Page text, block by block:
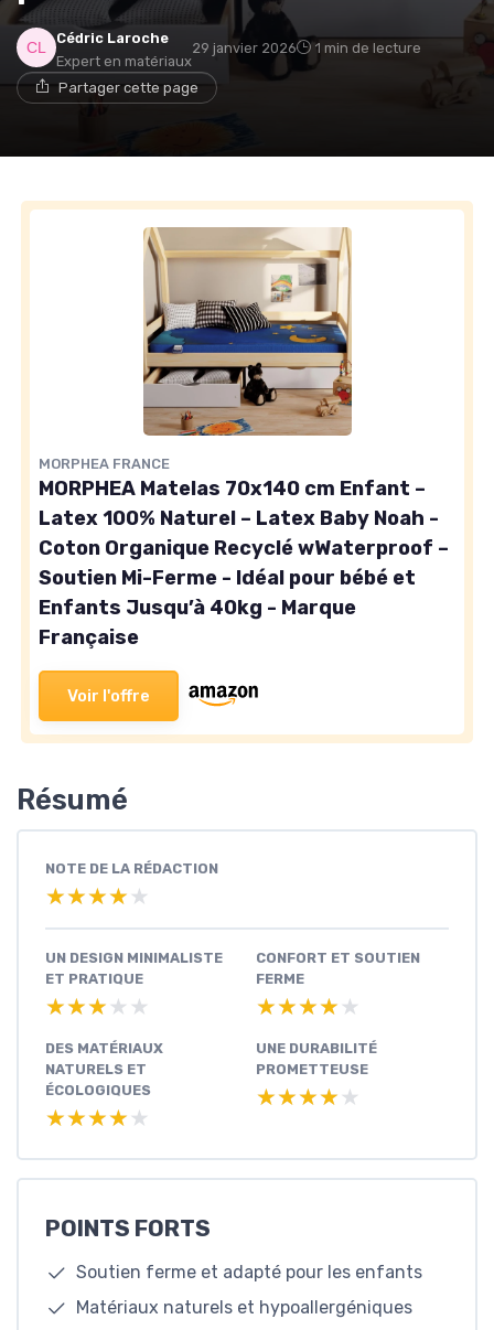
Cédric Laroche
Expert en matériaux
29 janvier 2026 1 min de lecture
Partager cette page
MORPHEA FRANCE
MORPHEA Matelas 70x140 cm Enfant –
Latex 100% Naturel – Latex Baby Noah -
Coton Organique Recyclé wWaterproof –
Soutien Mi-Ferme - Idéal pour bébé et
Enfants Jusqu’à 40kg - Marque
Française
Voir l'offre
Résumé
NOTE DE LA RÉDACTION
★★★★★
★★★★★
UN DESIGN MINIMALISTE
ET PRATIQUE
★★★★★
★★★★★
CONFORT ET SOUTIEN
FERME
★★★★★
★★★★★
DES MATÉRIAUX
NATURELS ET
ÉCOLOGIQUES
★★★★★
★★★★★
UNE DURABILITÉ
PROMETTEUSE
★★★★★
★★★★★
POINTS FORTS
Soutien ferme et adapté pour les enfants
Matériaux naturels et hypoallergéniques
→ Je rejoins le club
Non merci, peut-être plus tard